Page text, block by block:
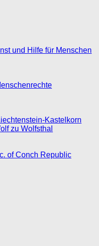
und Hilfe für Menschen
Kastelkorn
zu Wolfsthal
of Conch Republic